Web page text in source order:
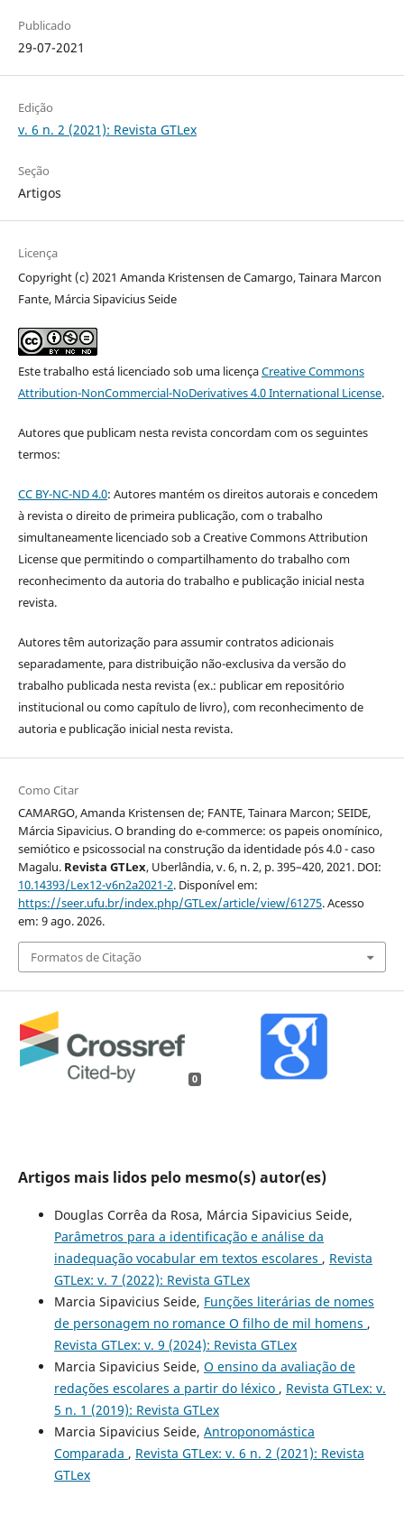
Publicado
29-07-2021
Edição
v. 6 n. 2 (2021): Revista GTLex
Seção
Artigos
Licença
Copyright (c) 2021 Amanda Kristensen de Camargo, Tainara Marcon
Fante, Márcia Sipavicius Seide
Este trabalho está licenciado sob uma licençaCreative Commons
Attribution-NonCommercial-NoDerivatives 4.0 International License.
Autores que publicam nesta revista concordam com os seguintes
termos:
CC BY-NC-ND 4.0: Autores mantém os direitos autorais e concedem
à revista o direito de primeira publicação, com o trabalho
simultaneamente licenciado sob a Creative Commons Attribution
License que permitindo o compartilhamento do trabalho com
reconhecimento da autoria do trabalho e publicação inicial nesta
revista.
Autores têm autorização para assumir contratos adicionais
separadamente, para distribuição não-exclusiva da versão do
trabalho publicada nesta revista (ex.: publicar em repositório
institucional ou como capítulo de livro), com reconhecimento de
autoria e publicação inicial nesta revista.
Como Citar
CAMARGO, Amanda Kristensen de; FANTE, Tainara Marcon; SEIDE,
Márcia Sipavicius. O branding do e-commerce: os papeis onomínico,
semiótico e psicossocial na construção da identidade pós 4.0 - caso
Magalu. Revista GTLex, Uberlândia, v. 6, n. 2, p. 395–420, 2021. DOI:
10.14393/Lex12-v6n2a2021-2. Disponível em:
https://seer.ufu.br/index.php/GTLex/article/view/61275. Acesso
em: 9 ago. 2026.
Formatos de Citação
0
Artigos mais lidos pelo mesmo(s) autor(es)
Douglas Corrêa da Rosa, Márcia Sipavicius Seide,
Parâmetros para a identificação e análise da
inadequação vocabular em textos escolares , Revista
GTLex: v. 7 (2022): Revista GTLex
Marcia Sipavicius Seide, Funções literárias de nomes
de personagem no romance O filho de mil homens ,
Revista GTLex: v. 9 (2024): Revista GTLex
Marcia Sipavicius Seide, O ensino da avaliação de
redações escolares a partir do léxico , Revista GTLex: v.
5 n. 1 (2019): Revista GTLex
Marcia Sipavicius Seide, Antroponomástica
Comparada , Revista GTLex: v. 6 n. 2 (2021): Revista
GTLex